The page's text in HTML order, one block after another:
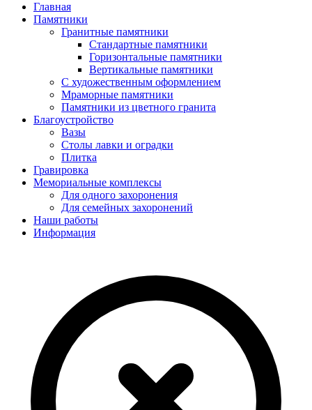
Главная
Памятники
Гранитные памятники
Стандартные памятники
Горизонтальные памятники
Вертикальные памятники
С художественным оформлением
Мраморные памятники
Памятники из цветного гранита
Благоустройство
Вазы
Столы лавки и оградки
Плитка
Гравировка
Мемориальные комплексы
Для одного захоронения
Для семейных захоронений
Наши работы
Информация